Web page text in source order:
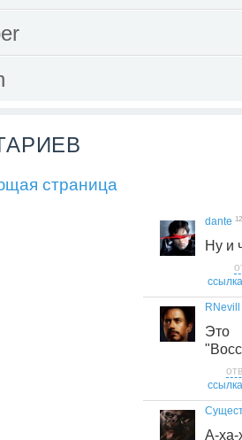
страница
dante 12
Ну и
ссылка
RNevill
Это
ссылка
А-